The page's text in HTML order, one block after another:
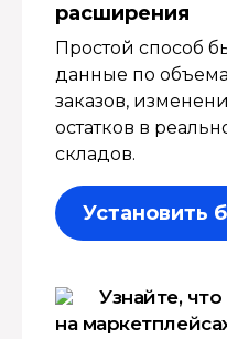
расширения
Простой способ
данные по
заказов,
остатков в
складов.
Установить
Узнайте,
на